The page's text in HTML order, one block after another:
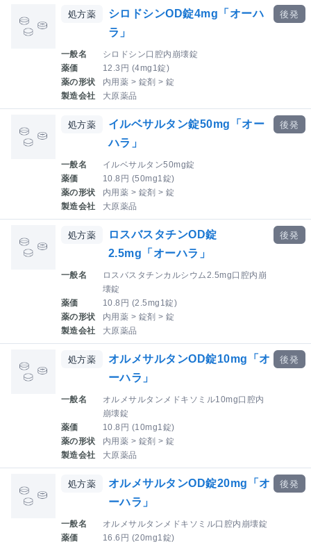
処方薬
シロドシンOD錠4mg「オーハ
ラ」
一般名
シロドシン口腔内崩壊錠
薬価
12.3円 (4mg1錠)
薬の形状
内用薬 > 錠剤 > 錠
製造会社
大原薬品
後発
処方薬
イルベサルタン錠50mg「オー
ハラ」
一般名
イルベサルタン50mg錠
薬価
10.8円 (50mg1錠)
薬の形状
内用薬 > 錠剤 > 錠
製造会社
大原薬品
後発
処方薬
ロスバスタチンOD錠
2.5mg「オーハラ」
一般名
ロスバスタチンカルシウム2.5mg口腔内崩
壊錠
薬価
10.8円 (2.5mg1錠)
薬の形状
内用薬 > 錠剤 > 錠
製造会社
大原薬品
後発
処方薬
オルメサルタンOD錠10mg「オ
ーハラ」
一般名
オルメサルタンメドキソミル10mg口腔内
崩壊錠
薬価
10.8円 (10mg1錠)
薬の形状
内用薬 > 錠剤 > 錠
製造会社
大原薬品
後発
処方薬
オルメサルタンOD錠20mg「オ
ーハラ」
一般名
オルメサルタンメドキソミル口腔内崩壊錠
薬価
16.6円 (20mg1錠)
後発